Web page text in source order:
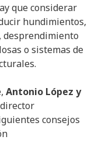
que considerar
hundimientos,
desprendimiento
o sistemas de
Antonio López y
consejos